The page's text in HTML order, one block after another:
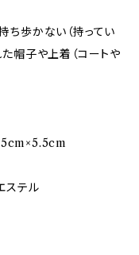
歩かない（持ってい
帽子や上着（コートや
ステル